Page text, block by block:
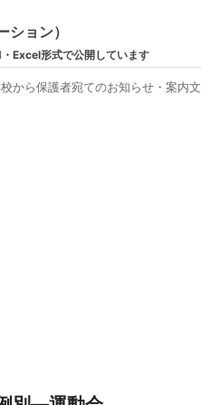
ョン）
Excel形式で公開しています
から保護者宛てのお知らせ・案内文